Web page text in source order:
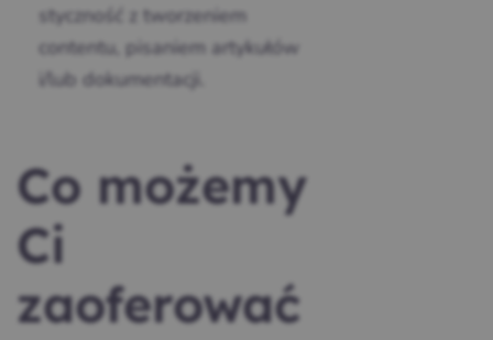
styczność z tworzeniem
contentu, pisaniem artykułów
i/lub dokumentacji.
Co możemy
Ci
zaoferować